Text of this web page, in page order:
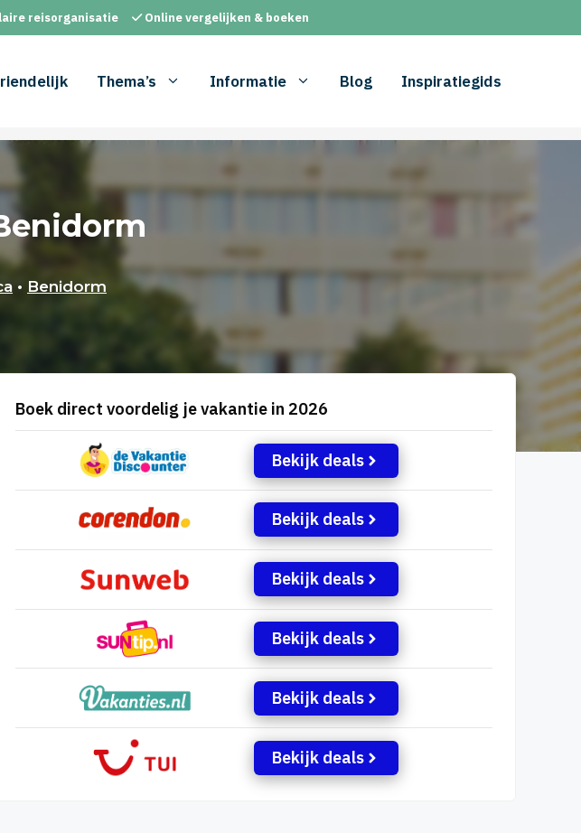
reisorganisatie Online vergelijken & boeken
Thema’s Informatie Blog Inspiratiegids
• Benidorm
Boek direct voordelig je vakantie in 2026
Bekijk deals
Bekijk deals
Bekijk deals
Bekijk deals
Bekijk deals
Bekijk deals